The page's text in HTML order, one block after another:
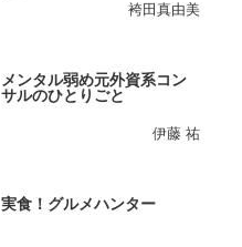
袴田真由美
メンタル弱め元外資系コン
サルのひとりごと
伊藤 祐
実食！グルメハンター